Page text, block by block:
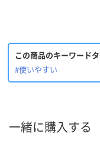
この商品のキーワード
#使いやすい
一緒に購入する